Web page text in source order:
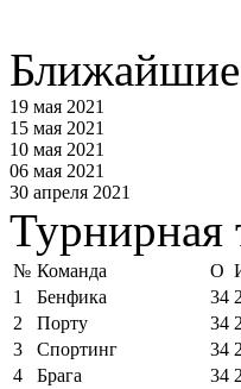
19 мая 2021
15 мая 2021
10 мая 2021
06 мая 2021
30 апреля 2021
Турнирная
№ Команда О
1
Бенфика 34
2
Порту 34
3
Спортинг 34
4
Брага 34